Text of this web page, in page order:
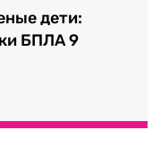
дети:
БПЛА 9